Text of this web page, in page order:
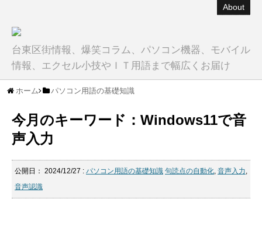
About
台東区街情報、爆笑コラム、パソコン機器、モバイル
情報、エクセル小技やＩＴ用語まで幅広くお届け
ホーム パソコン用語の基礎知識
今月のキーワード：Windows11で音
声入力
公開日： 2024/12/27 : パソコン用語の基礎知識 句読点の自動化, 音声入力,
音声認識